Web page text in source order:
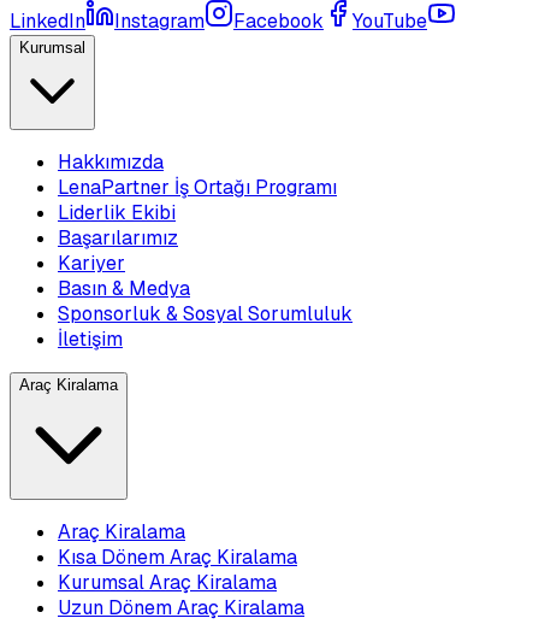
LinkedIn
Instagram Facebook YouTube
Kurumsal
Hakkımızda
LenaPartner İş Ortağı Programı
Liderlik Ekibi
Başarılarımız
Kariyer
Basın & Medya
Sponsorluk & Sosyal Sorumluluk
İletişim
Araç Kiralama
Araç Kiralama
Kısa Dönem Araç Kiralama
Kurumsal Araç Kiralama
Uzun Dönem Araç Kiralama